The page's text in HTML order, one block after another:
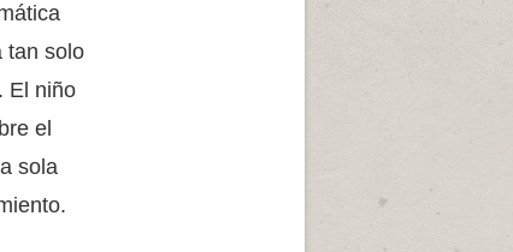
tan solo
El niño
el
sola